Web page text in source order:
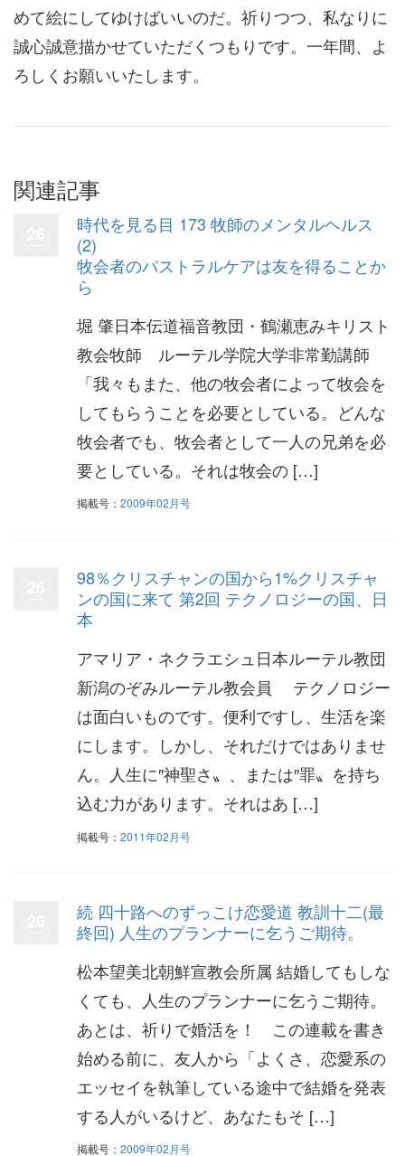
めて絵にしてゆけばいいのだ。祈りつつ、私なりに
誠心誠意描かせていただくつもりです。一年間、よ
ろしくお願いいたします。
関連記事
時代を見る目 173 牧師のメンタルヘルス
(2)
牧会者のパストラルケアは友を得ることか
ら
堀 肇日本伝道福音教団・鶴瀬恵みキリスト
教会牧師 ルーテル学院大学非常勤講師
「我々もまた、他の牧会者によって牧会を
してもらうことを必要としている。どんな
牧会者でも、牧会者として一人の兄弟を必
要としている。それは牧会の […]
掲載号： 2009年02月号
98％クリスチャンの国から1%クリスチャ
ンの国に来て 第2回 テクノロジーの国、日
本
アマリア・ネクラエシュ日本ルーテル教団
新潟のぞみルーテル教会員 テクノロジー
は面白いものです。便利ですし、生活を楽
にします。しかし、それだけではありませ
ん。人生に″神聖さ〟、または″罪〟を持ち
込む力があります。それはあ […]
掲載号： 2011年02月号
続 四十路へのずっこけ恋愛道 教訓十二(最
終回) 人生のプランナーに乞うご期待。
松本望美北朝鮮宣教会所属 結婚してもしな
くても、人生のプランナーに乞うご期待。
あとは、祈りで婚活を！ この連載を書き
始める前に、友人から「よくさ、恋愛系の
エッセイを執筆している途中で結婚を発表
する人がいるけど、あなたもそ […]
掲載号： 2009年02月号